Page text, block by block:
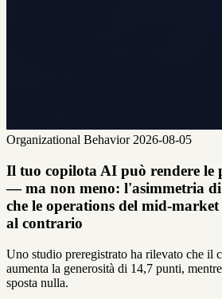
Organizational Behavior 2026-08-05
Il tuo copilota AI può rendere le
— ma non meno: l'asimmetria
che le operations del mid-
al contrario
Uno studio preregistrato ha rilevato che il
aumenta la generosità di 14,7 punti,
sposta nulla.